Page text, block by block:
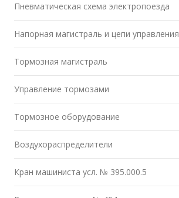
Пневматическая схема электропоезда
Напорная магистраль и цепи управления
Тормозная магистраль
Управление тормозами
Тормозное оборудование
Воздухораспределители
Кран машиниста усл. № 395.000.5